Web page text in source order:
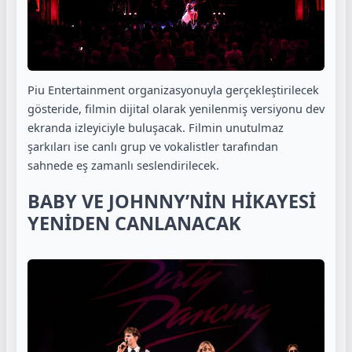
Piu Entertainment organizasyonuyla gerçekleştirilecek
gösteride, filmin dijital olarak yenilenmiş versiyonu dev
ekranda izleyiciyle buluşacak. Filmin unutulmaz
şarkıları ise canlı grup ve vokalistler tarafından
sahnede eş zamanlı seslendirilecek.
BABY VE JOHNNY’NİN HİKAYESİ
YENİDEN CANLANACAK